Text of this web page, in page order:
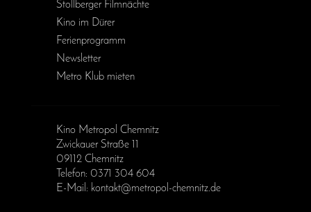
Stollberger Filmnächte
Kino im Dürer
Ferienprogramm
Newsletter
Metro Klub mieten
Kino Metropol Chemnitz
Zwickauer Straße 11
09112 Chemnitz
Telefon: 0371 304 604
E-Mail: kontakt@metropol-chemnitz.de